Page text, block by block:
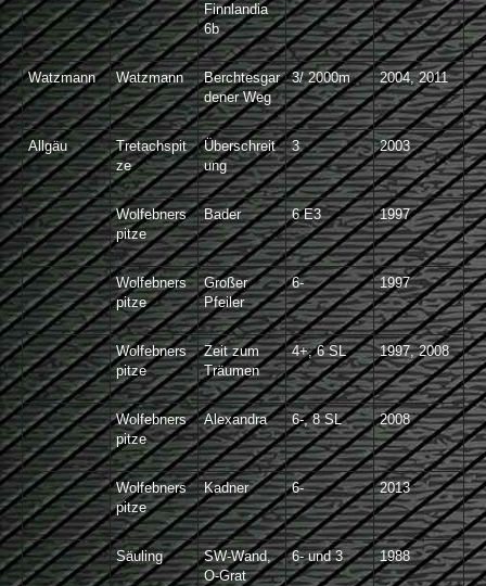
Finnlandia
6b
Watzmann Watzmann
Berchtesgar
dener Weg
3/ 2000m 2004, 2011
Allgäu
Tretachspit
ze
Überschreit
ung
3 2003
Wolfebners
pitze
Bader 6 E3 1997
Wolfebners
pitze
Großer
Pfeiler
6- 1997
Wolfebners
pitze
Zeit zum
Träumen
4+, 6 SL 1997, 2008
Wolfebners
pitze
Alexandra 6-, 8 SL 2008
Wolfebners
pitze
Kadner 6- 2013
Säuling
SW-Wand,
O-Grat
6- und 3 1988